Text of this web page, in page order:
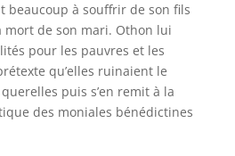
beaucoup à souffrir de son fils
mort de son mari. Othon lui
pour les pauvres et les
qu’elles ruinaient le
puis s’en remit à la
des moniales bénédictines